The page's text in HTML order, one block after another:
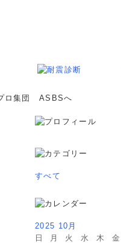
すべて
2025 10月
日
月 火 水 木 金